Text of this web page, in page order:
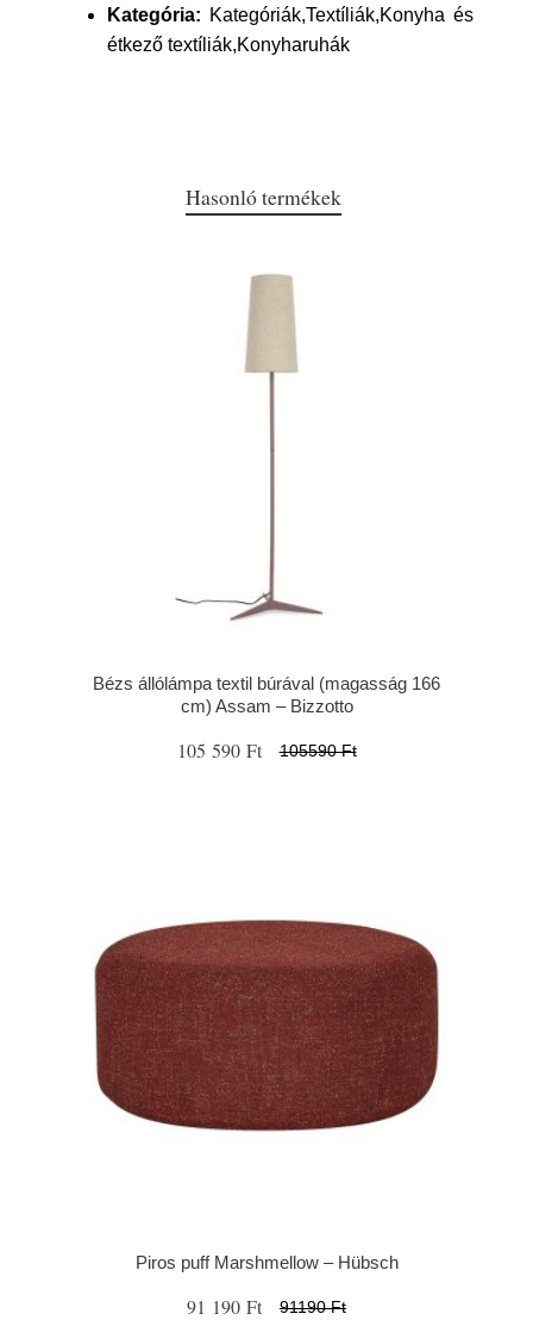
Kategória: Kategóriák,Textíliák,Konyha és
étkező textíliák,Konyharuhák
Hasonló termékek
Bézs állólámpa textil búrával (magasság 166
cm) Assam – Bizzotto
105 590 Ft 105590 Ft
Piros puff Marshmellow – Hübsch
91 190 Ft 91190 Ft